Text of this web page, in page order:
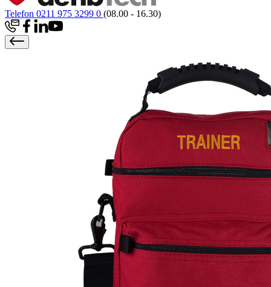
Telefon 0211 975 3299 0 (08.00 - 16.30)